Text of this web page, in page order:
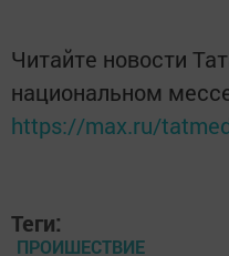
Читайте новости
национальном
https://max.ru/
Теги:
ПРОИШЕСТВИЕ